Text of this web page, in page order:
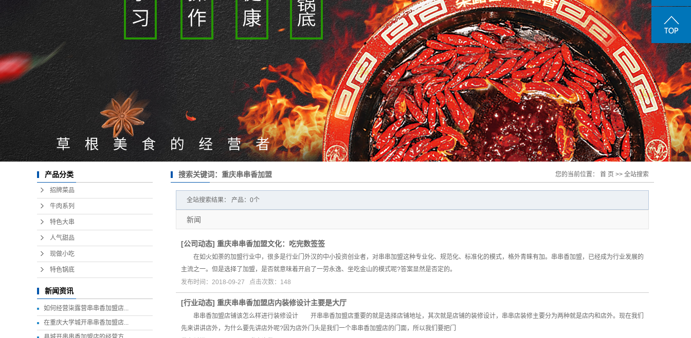
产品分类
招牌菜品
牛肉系列
特色大串
人气甜品
现做小吃
特色锅底
新闻资讯
如何经营柒露营串串香加盟店...
在重庆大学城开串串香加盟店...
搜索关键词：重庆串串香加盟 您的当前位置： 首 页 >> 全站搜索
全站搜索结果： 产品：0个
新闻
[公司动态] 重庆串串香加盟文化：吃完数签签
在如火如荼的加盟行业中，很多是行业门外汉的中小投资创业者，对串串加盟这种专业化、规范化、标准化的模式，格外青睐有加。串串香加盟，已经成为行业发展的
主流之一。但是选择了加盟，是否就意味着开启了一劳永逸、坐吃金山的模式呢?答案显然是否定的。
发布时间：2018-09-27 点击次数：148
[行业动态] 重庆串串香加盟店内装修设计主要是大厅
串串香加盟店铺该怎么样进行装修设计 开串串香加盟店重要的就是选择店铺地址，其次就是店铺的装修设计，串串店装修主要分为两种就是店内和店外。现在我们
先来讲讲店外，为什么要先讲店外呢?因为店外门头是我们一个串串香加盟店的门面，所以我们要把门